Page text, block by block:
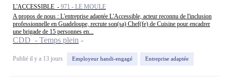
L'ACCESSIBLE - 971 - LE MOULE
A propos de nous : L'entreprise adaptée L'Accessible, acteur reconnu de l'inclusion
professionnelle en Guadeloupe, recrute son(sa) Chef(fe) de Cuisine pour encadrer
une brigade de 15 personnes en...
CDD - Temps plein
Publié il y a 13 jours Employeur handi-engagé Entreprise adaptée